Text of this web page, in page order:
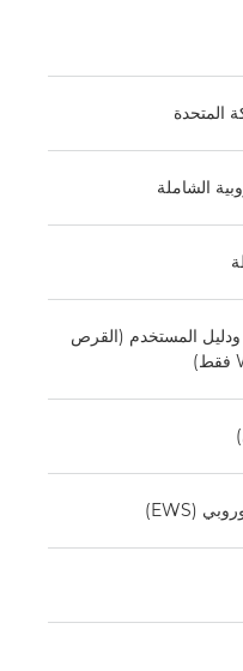
المتحدة
الشاملة
المستخدم (القرص